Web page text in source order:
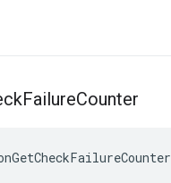
FailureCounter